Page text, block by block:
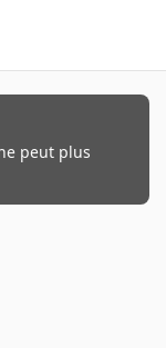
peut plus